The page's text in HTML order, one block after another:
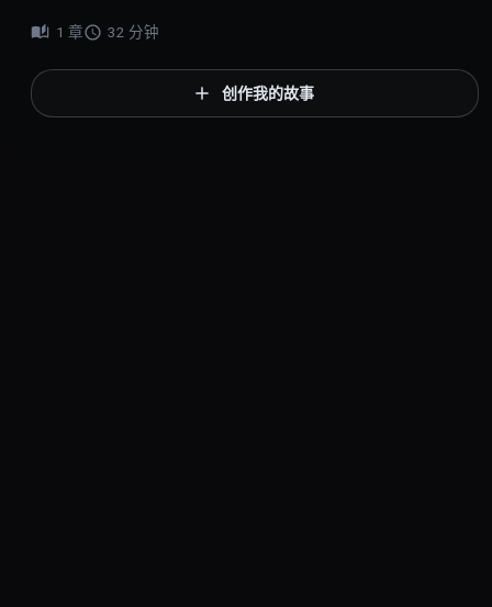
1 章 32 分钟
创作我的故事